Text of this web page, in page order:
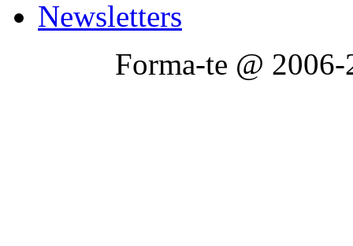
Newsletters
Forma-te @